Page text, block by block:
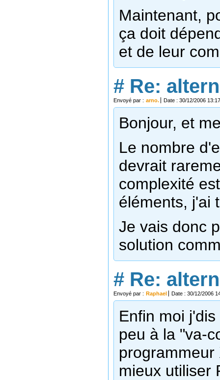
Maintenant,
ça doit
et de leur
# Re:
Envoyé par : arno. Date : 30/12/2006 13:17
Bonjour, et
Le nombre
devrait
complexité
éléments, j'ai
Je vais donc
solution
# Re:
Envoyé par : Raphael Date : 30/12/2006
Enfin moi
peu à la "va-
mieux utiliser